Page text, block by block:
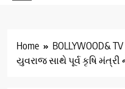
Home
BOLLYWOOD& TV
યુવરાજ સાથે પૂર્વ કૃષિ